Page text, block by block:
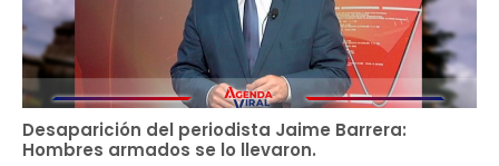
Desaparición del periodista Jaime Barrera:
Hombres armados se lo llevaron.